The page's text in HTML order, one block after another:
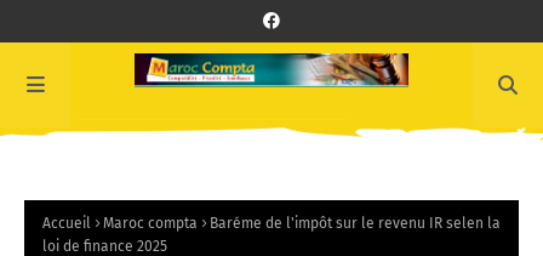
Accueil Maroc compta
Baréme de l'impôt sur le revenu IR selen la
loi de finance 2025